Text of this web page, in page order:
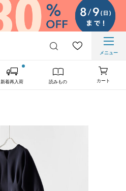
メニュー
新着再入荷 読みもの カート